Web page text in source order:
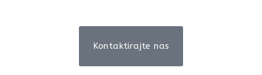
Kontaktirajte nas